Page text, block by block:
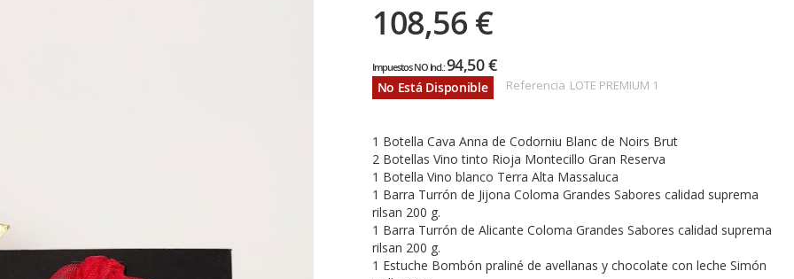
108,56 €
94,50 €
No Está Disponible Referencia LOTE PREMIUM 1
1 Botella Cava Anna de Codorniu Blanc de Noirs Brut
2 Botellas Vino tinto Rioja Montecillo Gran Reserva
1 Botella Vino blanco Terra Alta Massaluca
1 Barra Turrón de Jijona Coloma Grandes Sabores calidad suprema
rilsan 200 g.
1 Barra Turrón de Alicante Coloma Grandes Sabores calidad suprema
rilsan 200 g.
1 Estuche Bombón praliné de avellanas y chocolate con leche Simón